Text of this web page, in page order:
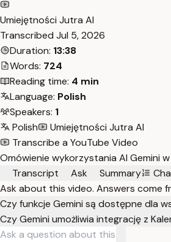
Umiejętności Jutra AI
Transcribed Jul 5, 2026
Duration: 13:38
Words: 724
Reading time: 4 min
Language: Polish
Speakers: 1
Polish
Umiejętności Jutra AI
Transcribe a YouTube Video
Omówienie wykorzystania AI Gemini
Transcript
Ask Summary
Ask about this video. Answers come
Czy funkcje Gemini są dostępne dla
Czy Gemini umożliwia integrację z